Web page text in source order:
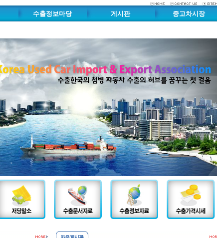
수출정보마당
수출정보자료실
중고차수출가격시세표
중고차수출관리시스템
게시판
자유게시판
중고차시장
부품카달로그